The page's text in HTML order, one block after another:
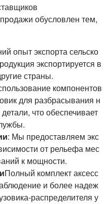
обусловлен тем,
опыт экспорта сельско
экспортируется в
страны.
компонентов
для разбрасывания н
что обеспечивает
: Мы предоставляем экс
от рельефа мес
к мощности.
Полный комплект аксесс
и более надеж
распределителя у